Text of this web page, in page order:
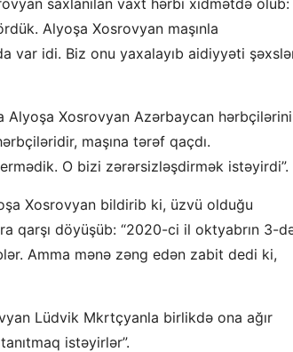
Alyoşa Xosrovyan maşınla
var idi. Biz onu yaxalayıb aidiyyəti
Alyoşa Xosrovyan Azərbaycan hərbçilərini
maşına tərəf qaçdı.
O bizi zərərsizləşdirmək istəyirdi”.
Xosrovyan bildirib ki, üzvü olduğu
qarşı döyüşüb: “2020-ci il oktyabrın 3-
Amma mənə zəng edən zabit dedi ki,
Lüdvik Mkrtçyanla birlikdə ona ağır
istəyirlər”.